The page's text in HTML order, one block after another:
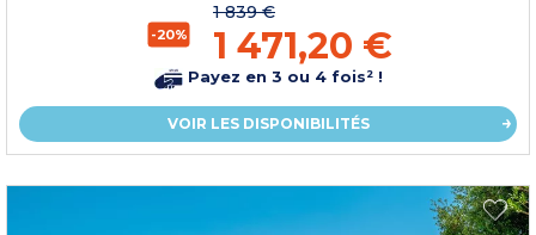
-20%
1 839 €
1 471,20 €
Payez en 3 ou 4 fois² !
VOIR LES DISPONIBILITÉS